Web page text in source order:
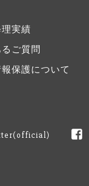
実績
ご質問
保護について